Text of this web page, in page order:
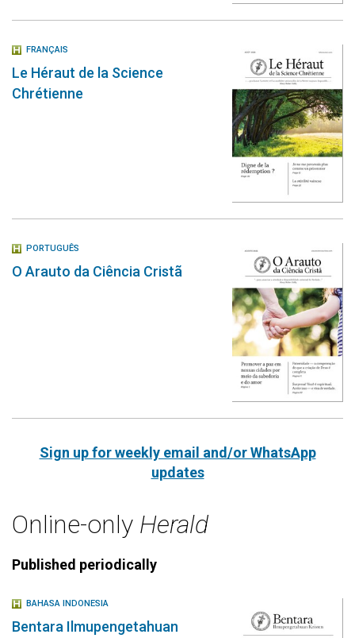
FRANÇAIS
Le Héraut de la Science
Chrétienne
PORTUGUÊS
O Arauto da Ciência Cristã
Sign up for weekly email and/or WhatsApp
updates
Online-only Herald
Published periodically
BAHASA INDONESIA
Bentara Ilmupengetahuan